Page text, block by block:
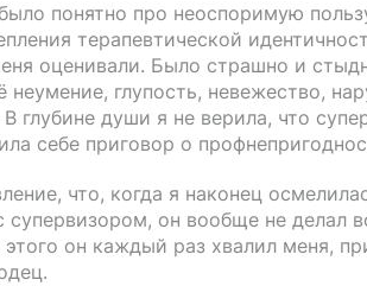
понятно про неоспоримую
терапевтической
оценивали. Было страшно и
глупость, невежество,
глубине души я не верила, что
себе приговор о
что, когда я наконец
он вообще не делал
он каждый раз хвалил меня,